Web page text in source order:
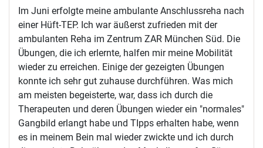
Im Juni erfolgte meine ambulante Anschlussreha nach
einer Hüft-TEP. Ich war äußerst zufrieden mit der
ambulanten Reha im Zentrum ZAR München Süd. Die
Übungen, die ich erlernte, halfen mir meine Mobilität
wieder zu erreichen. Einige der gezeigten Übungen
konnte ich sehr gut zuhause durchführen. Was mich
am meisten begeisterte, war, dass ich durch die
Therapeuten und deren Übungen wieder ein "normales"
Gangbild erlangt habe und TIpps erhalten habe, wenn
es in meinem Bein mal wieder zwickte und ich durch